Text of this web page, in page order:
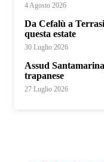
4 Agosto 2026
Da Cefalù a
questa estate
30 Luglio 2026
Assud
trapanese
27 Luglio 2026